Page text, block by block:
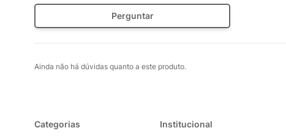
Perguntar
Ainda não há dúvidas quanto a este produto.
Categorias Institucional